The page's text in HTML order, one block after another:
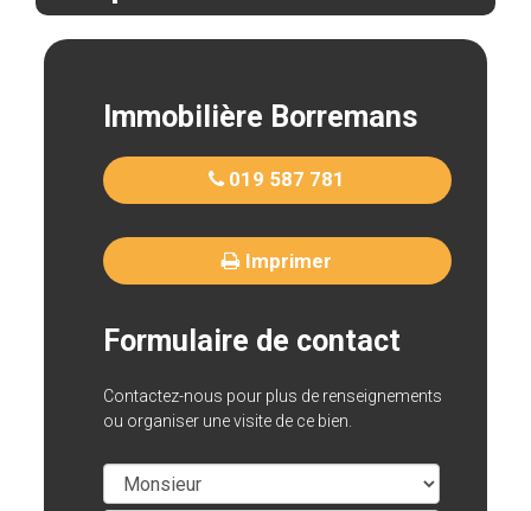
Immobilière Borremans
019 587 781
Imprimer
Formulaire de contact
Contactez-nous pour plus de renseignements
ou organiser une visite de ce bien.